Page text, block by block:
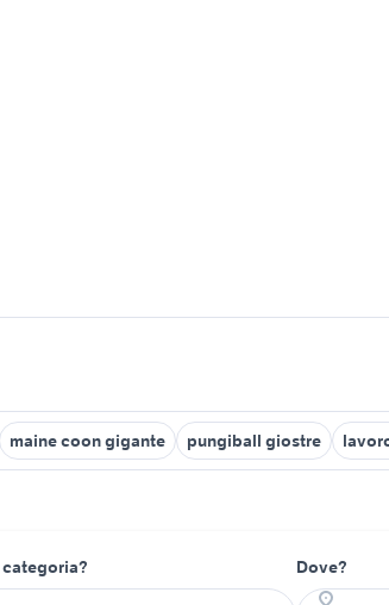
maine coon gigante pungiball giostre
categoria? Dove?